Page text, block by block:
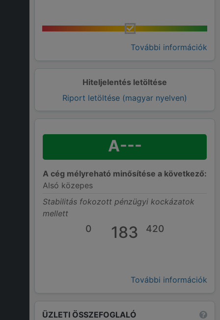
További információk
Hiteljelentés letöltése
Riport letöltése (magyar nyelven)
A---
A cég mélyreható minősítése a következő:
Alsó közepes
Stabilitás fokozott pénzügyi kockázatok
mellett
0 183 420
További információk
ÜZLETI ÖSSZEFOGLALÓ